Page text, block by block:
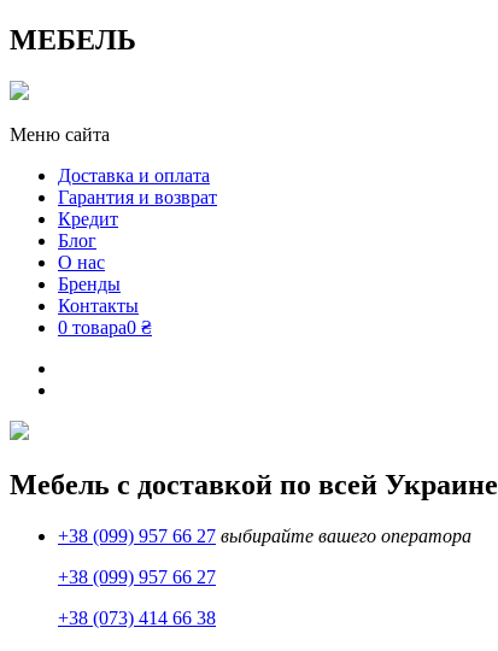
МЕБЕЛЬ
Меню сайта
Доставка и оплата
Гарантия и возврат
Кредит
Блог
О нас
Бренды
Контакты
0 товара0 ₴
Мебель с доставкой по всей Украине
+38 (099) 957 66 27 выбирайте вашего оператора
+38 (099) 957 66 27
+38 (073) 414 66 38